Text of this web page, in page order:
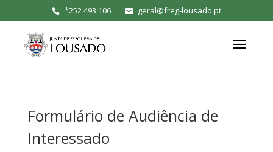
*252 493 106 geral@freg-lousado.pt
Formulário de Audiência de
Interessado